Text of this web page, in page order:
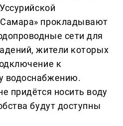
прокладывают
сети для
жители которых
к
водоснабжению.
придётся носить воду
будут доступны